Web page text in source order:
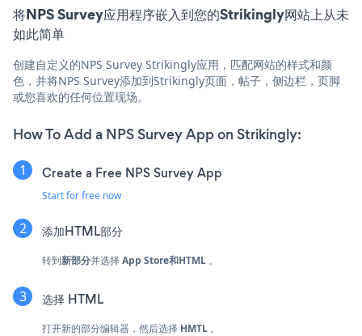
将NPS Survey应用程序嵌入到您的Strikingly网站上从未
如此简单
创建自定义的NPS Survey Strikingly应用，匹配网站的样式和颜
色，并将NPS Survey添加到Strikingly页面，帖子，侧边栏，页脚
或您喜欢的任何位置现场。
How To Add a NPS Survey App on Strikingly:
Create a Free NPS Survey App
Start for free now
添加HTML部分
转到新部分并选择App Store和HTML 。
选择 HTML
打开新的部分编辑器，然后选择 HMTL 。